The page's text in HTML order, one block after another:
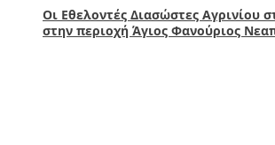
Οι Εθελοντές Διασώστες Αγρινίου
στην περιοχή Άγιος Φανούριος